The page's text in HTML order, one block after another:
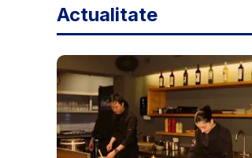
Actualitate